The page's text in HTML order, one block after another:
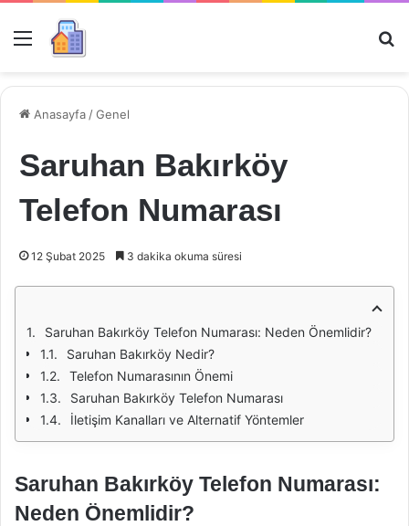
Menü
Anasayfa /Genel
Saruhan Bakırköy
Telefon Numarası
12 Şubat 2025 3 dakika okuma süresi
Saruhan Bakırköy Telefon Numarası: Neden Önemlidir?
Saruhan Bakırköy Nedir?
Telefon Numarasının Önemi
Saruhan Bakırköy Telefon Numarası
İletişim Kanalları ve Alternatif Yöntemler
Saruhan Bakırköy Telefon Numarası:
Neden Önemlidir?